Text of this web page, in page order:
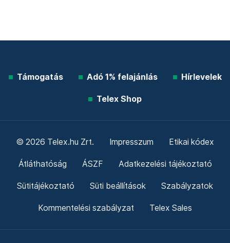
Támogatás Adó 1% felajánlás Hírlevelek
Telex Shop
© 2026 Telex.hu Zrt. Impresszum Etikai kódex
Átláthatóság ÁSZF Adatkezelési tájékoztató
Sütitájékoztató Süti beállítások Szabályzatok
Kommentelési szabályzat Telex Sales